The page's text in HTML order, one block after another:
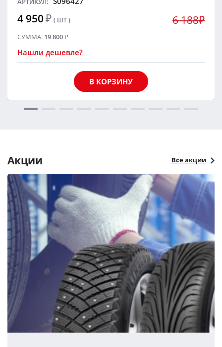
4 950₽ ( ШТ ) 6 188₽
СУММА: 19 800₽
Нашли дешевле?
В КОРЗИНУ
Акции Все акции